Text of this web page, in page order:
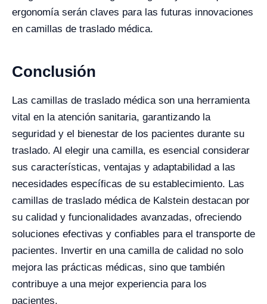
ergonomía serán claves para las futuras innovaciones
en camillas de traslado médica.
Conclusión
Las camillas de traslado médica son una herramienta
vital en la atención sanitaria, garantizando la
seguridad y el bienestar de los pacientes durante su
traslado. Al elegir una camilla, es esencial considerar
sus características, ventajas y adaptabilidad a las
necesidades específicas de su establecimiento. Las
camillas de traslado médica de Kalstein destacan por
su calidad y funcionalidades avanzadas, ofreciendo
soluciones efectivas y confiables para el transporte de
pacientes. Invertir en una camilla de calidad no solo
mejora las prácticas médicas, sino que también
contribuye a una mejor experiencia para los
pacientes.